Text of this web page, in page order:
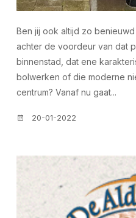
Ben jij ook altijd zo
achter de voordeur van dat
binnenstad, dat ene
bolwerken of die moderne
centrum? Vanaf nu gaat...
20-01-2022